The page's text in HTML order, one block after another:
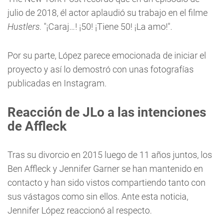
julio de 2018, él actor aplaudió su trabajo en el filme
Hustlers. "¡Caraj…! ¡50! ¡Tiene 50! ¡La amo!".
Por su parte, López parece emocionada de iniciar el
proyecto y así lo demostró con unas fotografías
publicadas en Instagram.
Reacción de JLo a las intenciones
de Affleck
Tras su divorcio en 2015 luego de 11 años juntos, los
Ben Affleck y Jennifer Garner se han mantenido en
contacto y han sido vistos compartiendo tanto con
sus vástagos como sin ellos. Ante esta noticia,
Jennifer López reaccionó al respecto.